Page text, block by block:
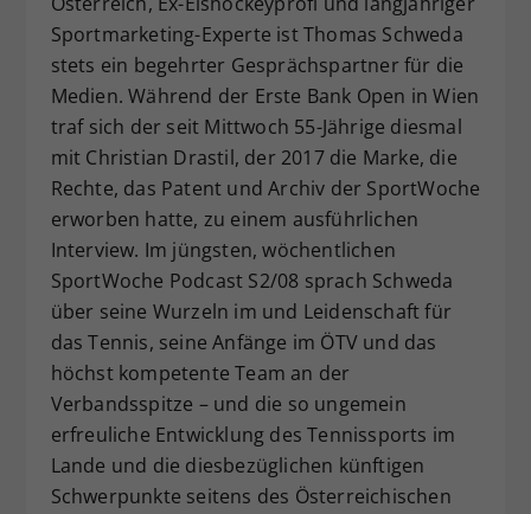
Sportmarketing-Experte ist Thomas Schweda
stets ein begehrter Gesprächspartner für die
Medien. Während der Erste Bank Open in Wien
traf sich der seit Mittwoch 55-Jährige diesmal
mit Christian Drastil, der 2017 die Marke, die
Rechte, das Patent und Archiv der SportWoche
erworben hatte, zu einem ausführlichen
Interview. Im jüngsten, wöchentlichen
SportWoche Podcast S2/08 sprach Schweda
über seine Wurzeln im und Leidenschaft für
das Tennis, seine Anfänge im ÖTV und das
höchst kompetente Team an der
Verbandsspitze – und die so ungemein
erfreuliche Entwicklung des Tennissports im
Lande und die diesbezüglichen künftigen
Schwerpunkte seitens des Österreichischen
Zweck
Dieser Wert speichert Ihre Consent-
Einstellungen. Unter anderem eine
zufällig generierte ID, für die
historische Speicherung Ihrer
vorgenommen Einstellungen, falls der
Webseiten-Betreiber dies eingestellt
hat.